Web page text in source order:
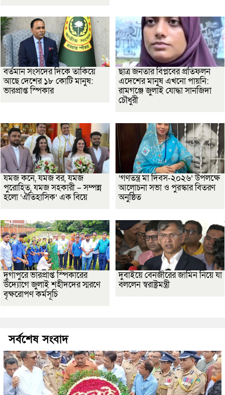
বর্তমান সংসদের দিকে তাকিয়ে
আছে দেশের ১৮ কোটি মানুষ:
ভারপ্রাপ্ত স্পিকার
ছাত্র জনতার বিপ্লবের প্রতিফলন
এদেশের মানুষ এখনো পায়নি:
রামগঞ্জে জুলাই যোদ্ধা সানজিদা
চৌধুরী
যমজ কনে, যমজ বর, যমজ
পুরোহিত, যমজ সহকারী – সম্পন্ন
হলো ‘ঐতিহাসিক’ এক বিয়ে
‘গণতন্ত্র মা দিবস-২০২৬’ উপলক্ষে
আলোচনা সভা ও পুরস্কার বিতরণ
অনুষ্ঠিত
দুর্গাপুরে ভারপ্রাপ্ত স্পিকারের
উদ্যোগে জুলাই শহীদদের স্মরণে
বৃক্ষরোপণ কর্মসূচি
দুবাইয়ে বেনজীরের জামিন নিয়ে যা
বললেন স্বরাষ্ট্রমন্ত্রী
সর্বশেষ সংবাদ